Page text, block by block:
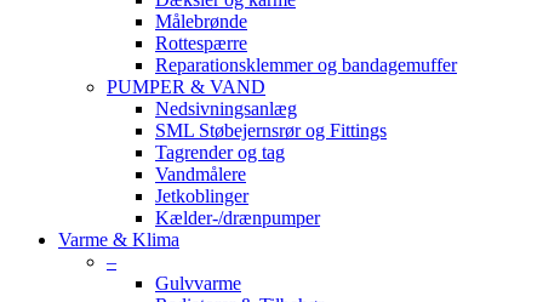
Målebrønde
Rottespærre
Reparationsklemmer og bandagemuffer
PUMPER & VAND
Nedsivningsanlæg
SML Støbejernsrør og Fittings
Tagrender og tag
Vandmålere
Jetkoblinger
Kælder-/drænpumper
Varme & Klima
–
Gulvvarme